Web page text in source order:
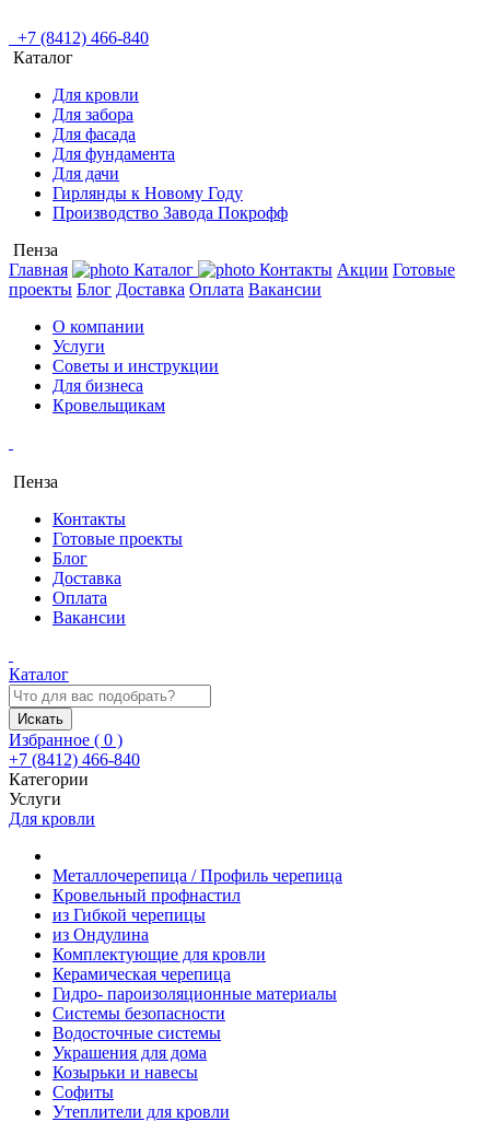
+7 (8412) 466-840
Каталог
Для кровли
Для забора
Для фасада
Для фундамента
Для дачи
Гирлянды к Новому Году
Производство Завода Покрофф
Пенза
Главная
Каталог Контакты Акции Готовые
проекты Блог Доставка Оплата Вакансии
О компании
Услуги
Советы и инструкции
Для бизнеса
Кровельщикам
Пенза
Контакты
Готовые проекты
Блог
Доставка
Оплата
Вакансии
Каталог
Искать
Избранное ( 0 )
+7 (8412) 466-840
Категории
Услуги
Для кровли
Металлочерепица / Профиль черепица
Кровельный профнастил
из Гибкой черепицы
из Ондулина
Комплектующие для кровли
Керамическая черепица
Гидро- пароизоляционные материалы
Системы безопасности
Водосточные системы
Украшения для дома
Козырьки и навесы
Софиты
Утеплители для кровли